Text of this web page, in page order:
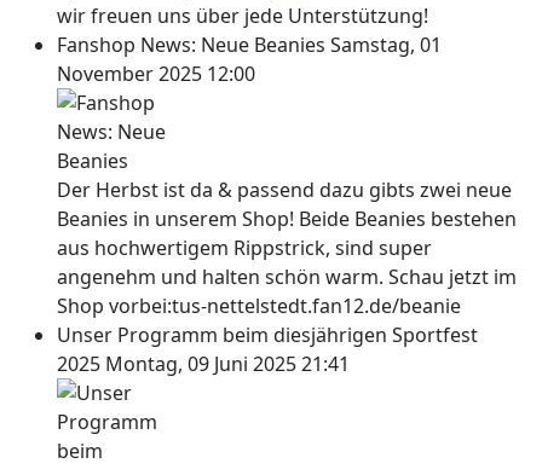
wir freuen uns über jede Unterstützung!
Fanshop News: Neue Beanies Samstag, 01
November 2025 12:00
Der Herbst ist da & passend dazu gibts zwei neue
Beanies in unserem Shop! Beide Beanies bestehen
aus hochwertigem Rippstrick, sind super
angenehm und halten schön warm. Schau jetzt im
Shop vorbei:tus-nettelstedt.fan12.de/beanie
Unser Programm beim diesjährigen Sportfest
2025 Montag, 09 Juni 2025 21:41